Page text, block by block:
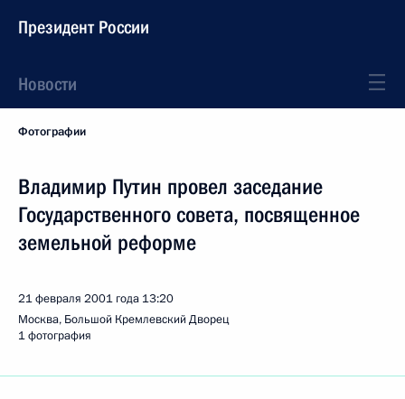
Президент России
Новости
Фотографии
Владимир Путин провел заседание
Государственного совета, посвященное
земельной реформе
21 февраля 2001 года 13:20
Москва, Большой Кремлевский Дворец
1 фотография